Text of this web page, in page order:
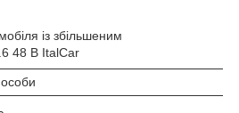
із збільшеним
48 В ItalCar